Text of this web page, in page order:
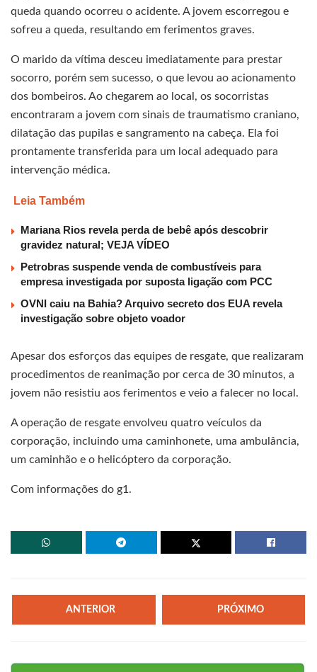
queda quando ocorreu o acidente. A jovem escorregou e
sofreu a queda, resultando em ferimentos graves.
O marido da vítima desceu imediatamente para prestar
socorro, porém sem sucesso, o que levou ao acionamento
dos bombeiros. Ao chegarem ao local, os socorristas
encontraram a jovem com sinais de traumatismo craniano,
dilatação das pupilas e sangramento na cabeça. Ela foi
prontamente transferida para um local adequado para
intervenção médica.
Leia Também
Mariana Rios revela perda de bebê após descobrir
gravidez natural; VEJA VÍDEO
Petrobras suspende venda de combustíveis para
empresa investigada por suposta ligação com PCC
OVNI caiu na Bahia? Arquivo secreto dos EUA revela
investigação sobre objeto voador
Apesar dos esforços das equipes de resgate, que realizaram
procedimentos de reanimação por cerca de 30 minutos, a
jovem não resistiu aos ferimentos e veio a falecer no local.
A operação de resgate envolveu quatro veículos da
corporação, incluindo uma caminhonete, uma ambulância,
um caminhão e o helicóptero da corporação.
Com informações do g1.
ANTERIOR PRÓXIMO